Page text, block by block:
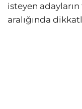
isteyen
aralığında